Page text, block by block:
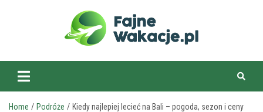
fajnewakacje.pl
Home Podróże Kiedy najlepiej lecieć na Bali – pogoda, sezon i ceny